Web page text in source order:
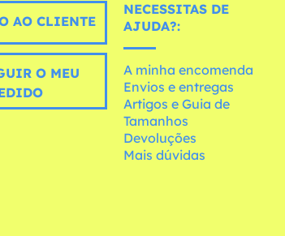
AO CLIENTE
O MEU
NECESSITAS DE
AJUDA?:
A minha encomenda
Envios e entregas
Artigos e Guia de
Tamanhos
Devoluções
Mais dúvidas